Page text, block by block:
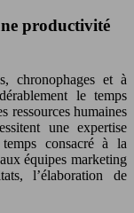
productivité
chronophages et à
le temps
ressources humaines
une expertise
consacré à la
équipes marketing
l’élaboration de